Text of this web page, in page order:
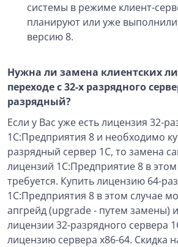
системы в режиме клиент-
планируют или уже
версию 8.
Нужна ли замена клиентских
переходе с 32-х разрядного
разрядный?
Если у Вас уже есть лицензия 32-
1С:Предприятия 8 и необходимо
разрядный сервер 1С, то замена
лицензий 1С:Предприятие 8 в
требуется. Купить лицензию 64-
1С:Предприятия 8 в этом случае
апгрейд (upgrade - путем замены)
лицензии 32-разрядного сервера
лицензию сервера x86-64. Скидка